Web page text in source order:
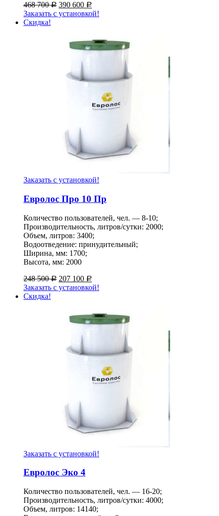
468 700Р 390 600 Р
Заказать с установкой!
Скидка!
Заказать с установкой!
Евролос Про 10 Пр
Количество пользователей, чел. — 8-10;
Производительность, литров/сутки: 2000;
Объем, литров: 3400;
Водоотведение: принудительный;
Ширина, мм: 1700;
Высота, мм: 2000
248 500Р 207 100 Р
Заказать с установкой!
Скидка!
Заказать с установкой!
Евролос Эко 4
Количество пользователей, чел. — 16-20;
Производительность, литров/сутки: 4000;
Объем, литров: 14140;